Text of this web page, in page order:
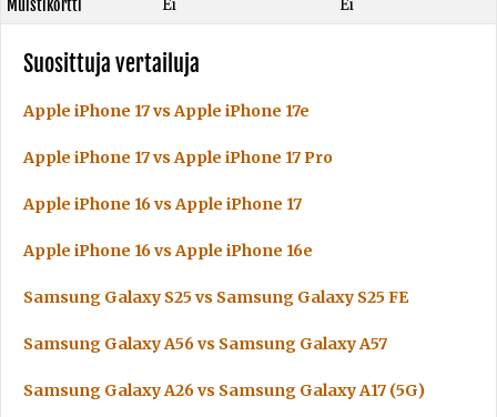
Muistikortti
Ei Ei
Suosittuja vertailuja
Apple iPhone 17 vs Apple iPhone 17e
Apple iPhone 17 vs Apple iPhone 17 Pro
Apple iPhone 16 vs Apple iPhone 17
Apple iPhone 16 vs Apple iPhone 16e
Samsung Galaxy S25 vs Samsung Galaxy S25 FE
Samsung Galaxy A56 vs Samsung Galaxy A57
Samsung Galaxy A26 vs Samsung Galaxy A17 (5G)